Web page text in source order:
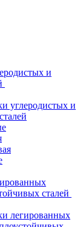
и
углеродистых и
сталей
легированных